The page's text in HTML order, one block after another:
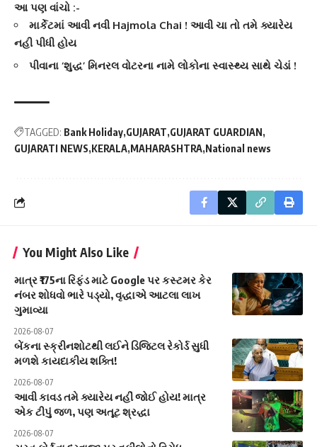
આ પણ વાંચો :-
માર્કેટમાં આવી નવી Hajmola Chai ! આવી ચા તો તમે ક્યારેય
નહી પીધી હોય
પીવાના ‘શુદ્ધ’ મિનરલ વોટરના નામે લોકોના સ્વાસ્થ્ય સાથે ચેડાં !
TAGGED: Bank Holiday GUJARAT GUJARAT GUARDIAN
GUJARATI NEWS KERALA MAHARASHTRA National news
You Might Also Like
માત્ર ₹175ના રિફંડ માટે Google પર કસ્ટમર કેર
નંબર શોધવો ભારે પડ્યો, વૃદ્ધાએ આટલા લાખ
ગુમાવ્યા
2026-08-07
બેંકના સ્ક્રીનશોટથી લઈને ડિજિટલ રેકોર્ડ સુધી
મળશે કાયદાકીય શક્તિ!
2026-08-07
આવી કાવડ તમે ક્યારેય નહીં જોઈ હોય! માત્ર
એક ટીપું જળ, પણ અતૂટ શ્રદ્ધા
2026-08-07